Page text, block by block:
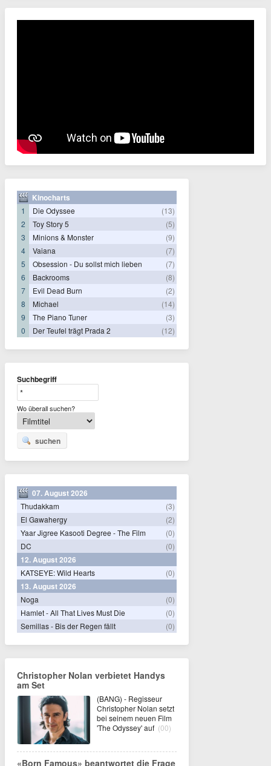
Kinocharts
1 Die Odyssee
(13)
2
Toy Story 5
(5)
3
Minions & Monster
(9)
4
Vaiana
(7)
5
Obsession - Du sollst mich lieben
(7)
6
Backrooms
(8)
7
Evil Dead Burn
(2)
8
Michael
(14)
9
The Piano Tuner
(3)
0
Der Teufel trägt Prada 2 (12)
Suchbegriff
Wo überall suchen?
suchen
07. August 2026
Thudakkam
(3)
El Gawahergy
(2)
Yaar Jigree Kasooti Degree - The Film
(0)
DC
(0)
12. August 2026
KATSEYE: Wild Hearts (0)
13. August 2026
Noga
(0)
Hamlet - All That Lives Must Die
(0)
Semillas - Bis der Regen fällt
(0)
Christopher Nolan verbietet Handys
am Set
(BANG) - Regisseur
Christopher Nolan setzt
bei seinem neuen Film
'The Odyssey' auf (00)
«Born Famous» beantwortet die Frage